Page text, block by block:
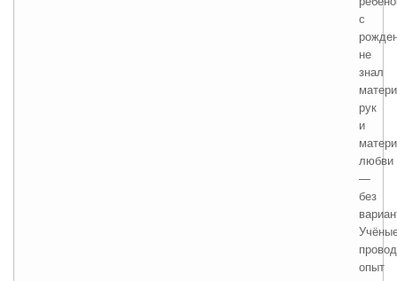
с
не
знал
рук
и
любви
—
без
опыт